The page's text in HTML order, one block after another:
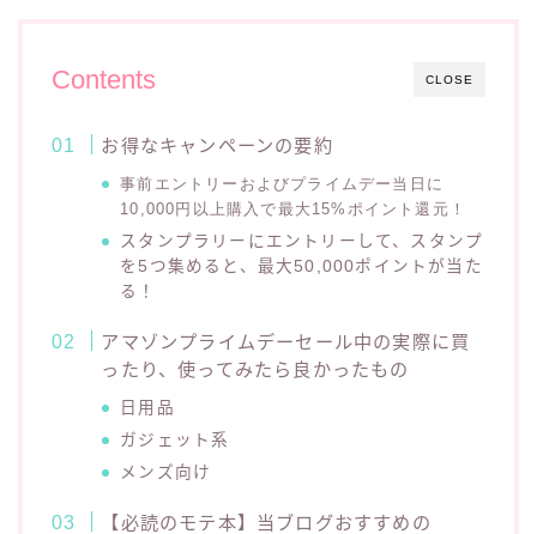
CLOSE
Contents
お得なキャンペーンの要約
事前エントリーおよびプライムデー当日に
10,000円以上購入で最大15%ポイント還元！
スタンプラリーにエントリーして、スタンプ
を5つ集めると、最大50,000ポイントが当た
る！
アマゾンプライムデーセール中の実際に買
ったり、使ってみたら良かったもの
日用品
ガジェット系
メンズ向け
【必読のモテ本】当ブログおすすめの